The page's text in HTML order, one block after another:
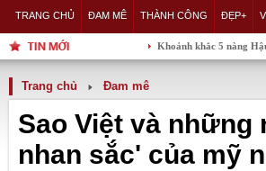
TRANG CHỦ ĐAM MÊ THÀNH CÔNG ĐẸP+
Khoảnh khắc 5 nàng Hậu của
Trang chủ Đam mê
Sao Việt và những
nhan sắc' của mỹ